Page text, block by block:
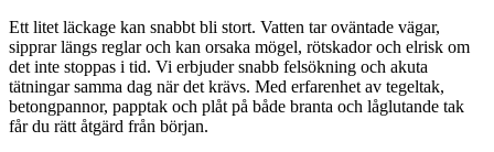
Ett litet läckage kan snabbt bli stort. Vatten tar oväntade vägar,
sipprar längs reglar och kan orsaka mögel, rötskador och elrisk om
det inte stoppas i tid. Vi erbjuder snabb felsökning och akuta
tätningar samma dag när det krävs. Med erfarenhet av tegeltak,
betongpannor, papptak och plåt på både branta och låglutande tak
får du rätt åtgärd från början.